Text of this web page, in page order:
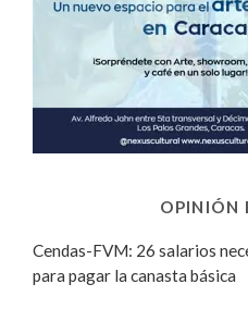
OPINIÓN
Cendas-FVM: 26 salarios
para pagar la canasta básica